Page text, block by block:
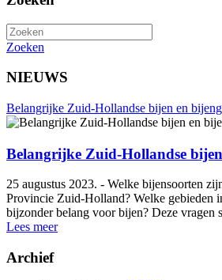
Zoeken
NIEUWS
Belangrijke Zuid-Hollandse bijen en
Belangrijke Zuid-Hollandse
25 augustus 2023. - Welke bijensoorten
Provincie Zuid-Holland? Welke gebieden
bijzonder belang voor bijen? Deze vragen
Lees meer
Archief